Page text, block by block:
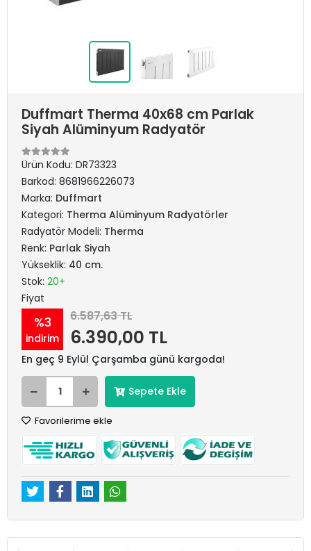
Duffmart Therma 40x68 cm Parlak
Siyah Alüminyum Radyatör
Ürün Kodu: DR73323
Barkod: 8681966226073
Marka: Duffmart
Kategori: Therma Alüminyum Radyatörler
Radyatör Modeli: Therma
Renk: Parlak Siyah
Yükseklik: 40 cm.
Stok: 20+
Fiyat
%3
indirim
6.587,63 TL
6.390,00 TL
En geç 9 Eylül Çarşamba günü kargoda!
Sepete Ekle
Favorilerime ekle